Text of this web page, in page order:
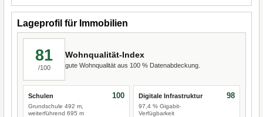
Lageprofil für Immobilien
81
/100
Wohnqualität-Index
gute Wohnqualität aus 100 % Datenabdeckung.
Schulen
Grundschule 492 m,
weiterführend 695 m
100 Digitale Infrastruktur
97,4 % Gigabit-
Verfügbarkeit
98